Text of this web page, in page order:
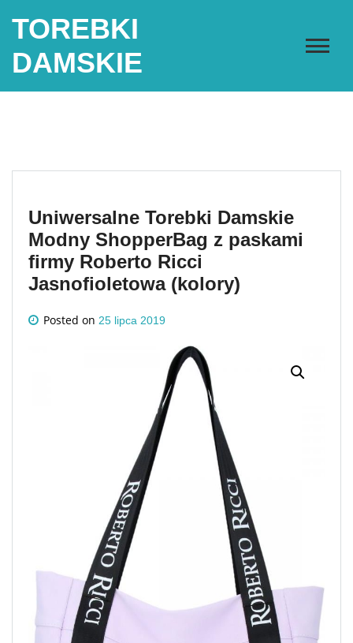
TOREBKI
DAMSKIE
Uniwersalne Torebki Damskie
Modny ShopperBag z paskami
firmy Roberto Ricci
Jasnofioletowa (kolory)
Posted on 25 lipca 2019